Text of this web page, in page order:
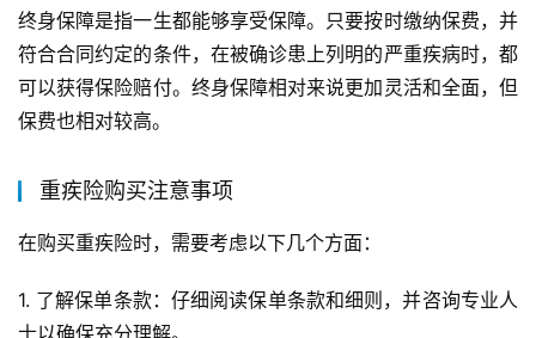
终身保障是指一生都能够享受保障。只要按时缴纳保费，并
符合合同约定的条件，在被确诊患上列明的严重疾病时，都
可以获得保险赔付。终身保障相对来说更加灵活和全面，但
保费也相对较高。
重疾险购买注意事项
在购买重疾险时，需要考虑以下几个方面：
1. 了解保单条款：仔细阅读保单条款和细则，并咨询专业人
士以确保充分理解。